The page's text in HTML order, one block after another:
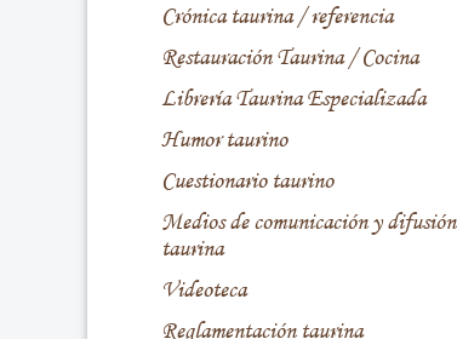
Crónica taurina / referencia
Restauración Taurina / Cocina
Librería Taurina Especializada
Humor taurino
Cuestionario taurino
Medios de comunicación y difusión
taurina
Videoteca
Reglamentación taurina